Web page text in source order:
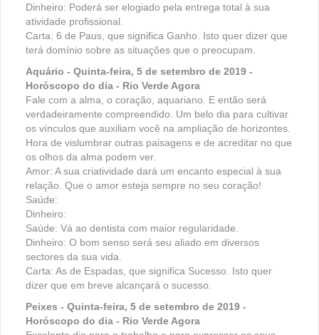
Dinheiro: Poderá ser elogiado pela entrega total à sua
atividade profissional.
Carta: 6 de Paus, que significa Ganho. Isto quer dizer que
terá domínio sobre as situações que o preocupam.
Aquário - Quinta-feira, 5 de setembro de 2019 -
Horóscopo do dia - Rio Verde Agora
Fale com a alma, o coração, aquariano. E então será
verdadeiramente compreendido. Um belo dia para cultivar
os vínculos que auxiliam você na ampliação de horizontes.
Hora de vislumbrar outras paisagens e de acreditar no que
os olhos da alma podem ver.
Amor: A sua criatividade dará um encanto especial à sua
relação. Que o amor esteja sempre no seu coração!
Saúde:
Dinheiro:
Saúde: Vá ao dentista com maior regularidade.
Dinheiro: O bom senso será seu aliado em diversos
sectores da sua vida.
Carta: As de Espadas, que significa Sucesso. Isto quer
dizer que em breve alcançará o sucesso.
Peixes - Quinta-feira, 5 de setembro de 2019 -
Horóscopo do dia - Rio Verde Agora